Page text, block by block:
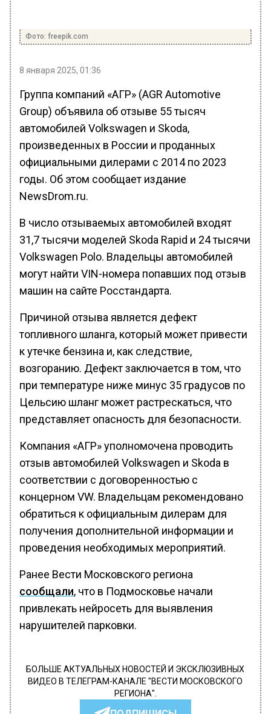
Фото: freepik.com
8 января 2025, 01:36
Группа компаний «АГР» (AGR Automotive
Group) объявила об отзыве 55 тысяч
автомобилей Volkswagen и Skoda,
произведенных в России и проданных
официальными дилерами с 2014 по 2023
годы. Об этом сообщает издание
NewsDrom.ru.
В число отзываемых автомобилей входят
31,7 тысячи моделей Skoda Rapid и 24 тысячи
Volkswagen Polo. Владельцы автомобилей
могут найти VIN-номера попавших под отзыв
машин на сайте Росстандарта.
Причиной отзыва является дефект
топливного шланга, который может привести
к утечке бензина и, как следствие,
возгоранию. Дефект заключается в том, что
при температуре ниже минус 35 градусов по
Цельсию шланг может растрескаться, что
представляет опасность для безопасности.
Компания «АГР» уполномочена проводить
отзыв автомобилей Volkswagen и Skoda в
соответствии с договоренностью с
концерном VW. Владельцам рекомендовано
обратиться к официальным дилерам для
получения дополнительной информации и
проведения необходимых мероприятий.
Ранее Вести Московского региона
сообщали, что в Подмосковье начали
привлекать нейросеть для выявления
нарушителей парковки.
БОЛЬШЕ АКТУАЛЬНЫХ НОВОСТЕЙ И ЭКСКЛЮЗИВНЫХ
ВИДЕО В ТЕЛЕГРАМ-КАНАЛЕ "ВЕСТИ МОСКОВСКОГО
РЕГИОНА".